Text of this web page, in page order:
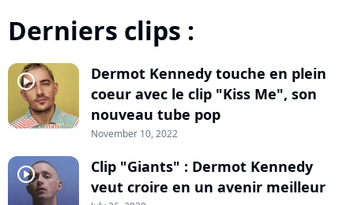
Derniers clips :
player2
Dermot Kennedy touche en plein
coeur avec le clip "Kiss Me", son
nouveau tube pop
November 10, 2022
player2
Clip "Giants" : Dermot Kennedy
veut croire en un avenir meilleur